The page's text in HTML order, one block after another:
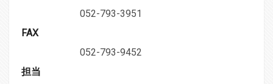
052-793-3951
FAX
052-793-9452
担当